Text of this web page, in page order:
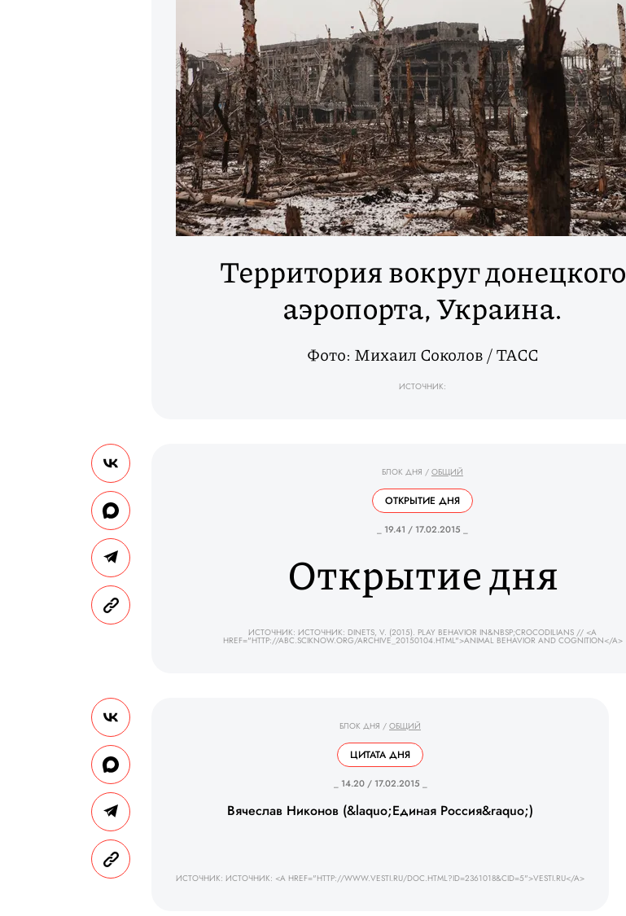
Территория вокруг донецкого
аэропорта, Украина.
Фото: Михаил Соколов / ТАСС
ИСТОЧНИК:
БЛОК ДНЯ / ОБЩИЙ
ОТКРЫТИЕ ДНЯ
_ 19.41 / 17.02.2015 _
Открытие дня
ИСТОЧНИК: ИСТОЧНИК: DINETS, V. (2015). PLAY BEHAVIOR IN&NBSP;CROCODILIANS // <A
HREF="HTTP://ABC.SCIKNOW.ORG/ARCHIVE_20150104.HTML">ANIMAL BEHAVIOR AND COGNITION</A>
БЛОК ДНЯ / ОБЩИЙ
ЦИТАТА ДНЯ
_ 14.20 / 17.02.2015 _
Вячеслав Никонов (&laquo;Единая Россия&raquo;)
ИСТОЧНИК: ИСТОЧНИК: <A HREF="HTTP://WWW.VESTI.RU/DOC.HTML?ID=2361018&CID=5">VESTI.RU</A>